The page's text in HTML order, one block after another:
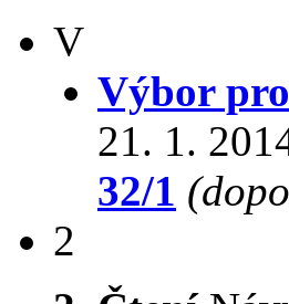
V
Výbor
21. 1.
32/1
2